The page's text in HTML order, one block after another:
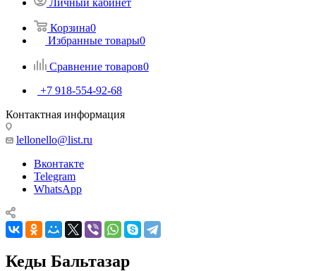
Личный кабинет
Корзина0
Избранные товары0
Сравнение товаров0
+7 918-554-92-68
Контактная информация
lellonello@list.ru
Вконтакте
Telegram
WhatsApp
Кеды Бальтазар